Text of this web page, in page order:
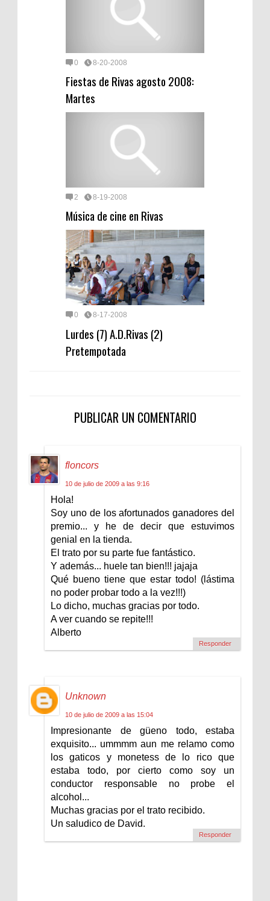
0 8-20-2008
Fiestas de Rivas agosto 2008:
Martes
2 8-19-2008
Música de cine en Rivas
0 8-17-2008
Lurdes (7) A.D.Rivas (2)
Pretempotada
PUBLICAR UN COMENTARIO
floncors
10 de julio de 2009 a las 9:16
Hola!
Soy uno de los afortunados ganadores del
premio... y he de decir que estuvimos
genial en la tienda.
El trato por su parte fue fantástico.
Y además... huele tan bien!!! jajaja
Qué bueno tiene que estar todo! (lástima
no poder probar todo a la vez!!!)
Lo dicho, muchas gracias por todo.
A ver cuando se repite!!!
Alberto
Responder
Unknown
10 de julio de 2009 a las 15:04
Impresionante de güeno todo, estaba
exquisito... ummmm aun me relamo como
los gaticos y monetess de lo rico que
estaba todo, por cierto como soy un
conductor responsable no probe el
alcohol...
Muchas gracias por el trato recibido.
Un saludico de David.
Responder